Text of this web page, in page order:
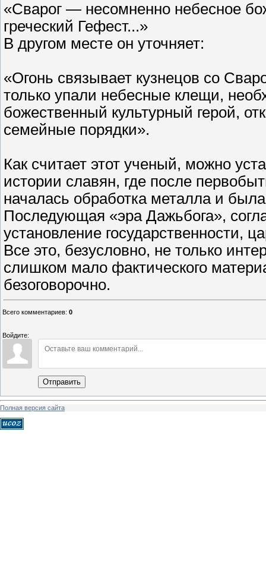
«Сварог — несомненно небесное
греческий Гефест...»
В другом месте он уточняет:
«Огонь связывает кузнецов со
только упали небесные клещи,
божественный культурный герой,
семейные порядки».
Как считает этот ученый, можно
истории славян, где после
началась обработка металла и
Последующая «эра Дажьбога»,
установление государственности,
Все это, безусловно, не только
слишком мало фактического
безоговорочно.
Всего комментариев: 0
Войдите:
Отправить
Полная версия сайта